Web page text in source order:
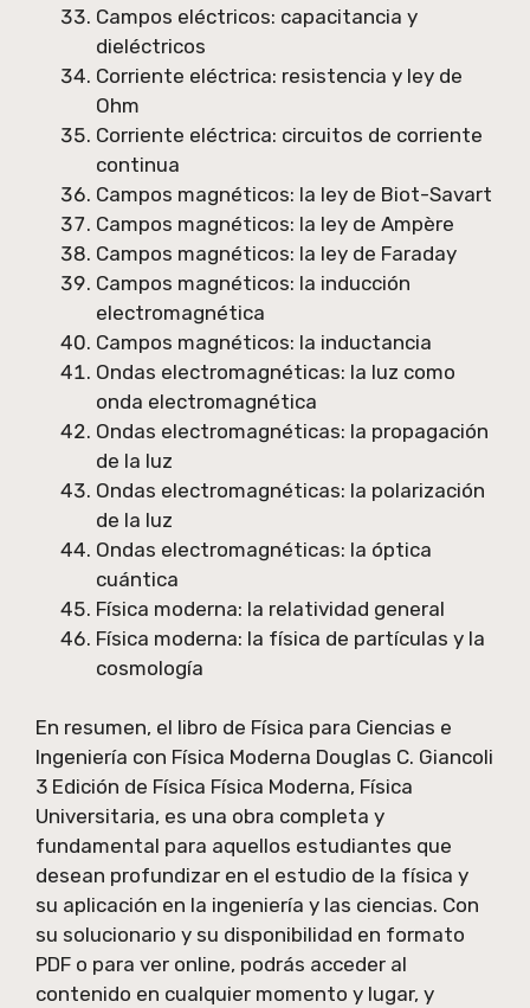
Campos eléctricos: capacitancia y
dieléctricos
Corriente eléctrica: resistencia y ley de
Ohm
Corriente eléctrica: circuitos de corriente
continua
Campos magnéticos: la ley de Biot-Savart
Campos magnéticos: la ley de Ampère
Campos magnéticos: la ley de Faraday
Campos magnéticos: la inducción
electromagnética
Campos magnéticos: la inductancia
Ondas electromagnéticas: la luz como
onda electromagnética
Ondas electromagnéticas: la propagación
de la luz
Ondas electromagnéticas: la polarización
de la luz
Ondas electromagnéticas: la óptica
cuántica
Física moderna: la relatividad general
Física moderna: la física de partículas y la
cosmología
En resumen, el libro de Física para Ciencias e
Ingeniería con Física Moderna Douglas C. Giancoli
3 Edición de Física Física Moderna, Física
Universitaria, es una obra completa y
fundamental para aquellos estudiantes que
desean profundizar en el estudio de la física y
su aplicación en la ingeniería y las ciencias. Con
su solucionario y su disponibilidad en formato
PDF o para ver online, podrás acceder al
contenido en cualquier momento y lugar, y